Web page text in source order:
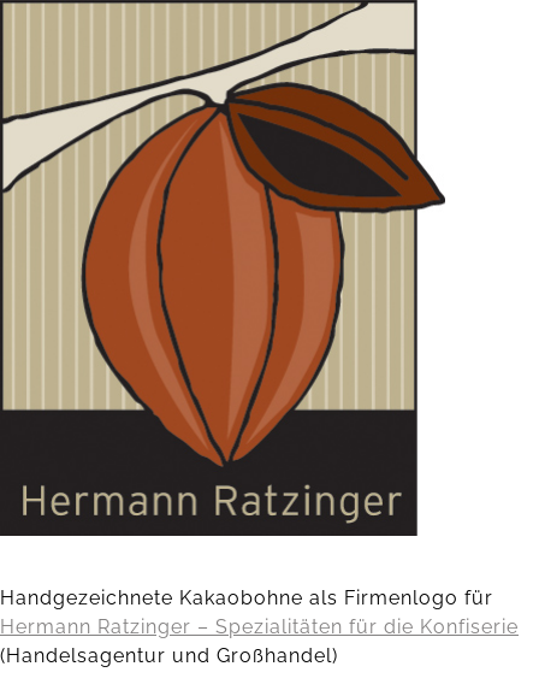
Handgezeichnete Kakaobohne als Firmenlogo für
Hermann Ratzinger – Spezialitäten für die Konfiserie
(Handelsagentur und Großhandel)